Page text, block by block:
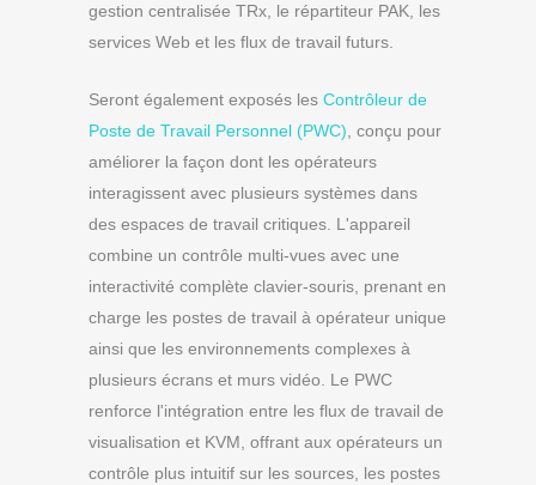
gestion centralisée TRx, le répartiteur PAK, les
services Web et les flux de travail futurs.
Seront également exposés les Contrôleur de
Poste de Travail Personnel (PWC), conçu pour
améliorer la façon dont les opérateurs
interagissent avec plusieurs systèmes dans
des espaces de travail critiques. L'appareil
combine un contrôle multi-vues avec une
interactivité complète clavier-souris, prenant en
charge les postes de travail à opérateur unique
ainsi que les environnements complexes à
plusieurs écrans et murs vidéo. Le PWC
renforce l'intégration entre les flux de travail de
visualisation et KVM, offrant aux opérateurs un
contrôle plus intuitif sur les sources, les postes